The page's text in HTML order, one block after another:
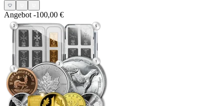
Angebot -100,00 €